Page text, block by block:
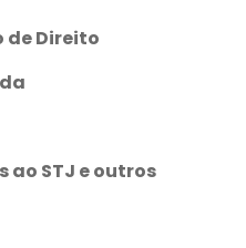
de Direito
ao STJ e outros